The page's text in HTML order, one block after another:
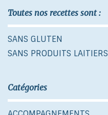
Toutes nos recettes sont :
SANS GLUTEN
SANS PRODUITS LAITIERS
Catégories